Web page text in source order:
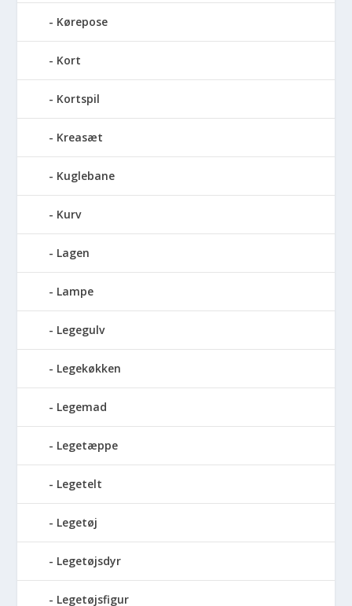
Kørepose
Kort
Kortspil
Kreasæt
Kuglebane
Kurv
Lagen
Lampe
Legegulv
Legekøkken
Legemad
Legetæppe
Legetelt
Legetøj
Legetøjsdyr
Legetøjsfigur